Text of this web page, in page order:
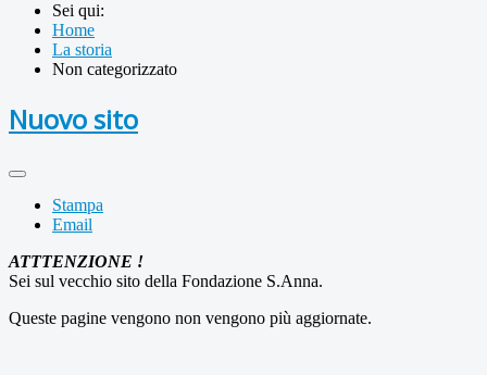
Sei qui:
Home
La storia
Non categorizzato
Nuovo sito
Stampa
Email
ATTTENZIONE !
Sei sul vecchio sito della Fondazione S.Anna.
Queste pagine vengono non vengono più aggiornate.